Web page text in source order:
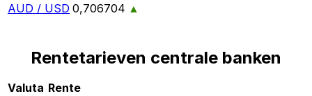
AUD / USD 0,706704 ▲
Rentetarieven centrale banken
Valuta Rente